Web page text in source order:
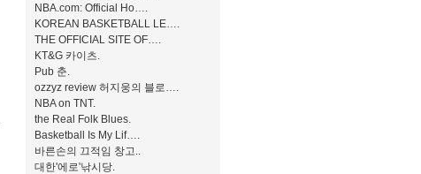
NBA.com: Official Ho….
KOREAN BASKETBALL LE….
THE OFFICIAL SITE OF….
KT&G 카이츠.
Pub 춘.
ozzyz review 허지웅의 블로….
NBA on TNT.
the Real Folk Blues.
Basketball Is My Lif….
바른손의 끄적임 창고..
대한'에로'낚시당.